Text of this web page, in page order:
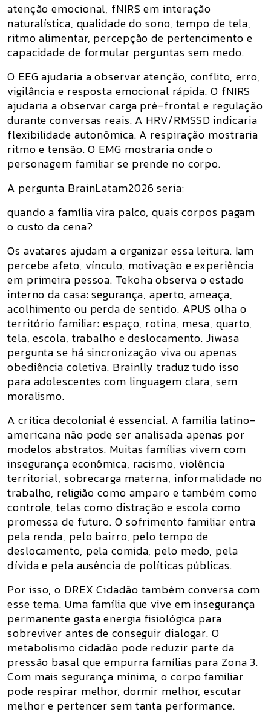
atenção emocional, fNIRS em interação
naturalística, qualidade do sono, tempo de tela,
ritmo alimentar, percepção de pertencimento e
capacidade de formular perguntas sem medo.
O EEGajudaria a observar atenção, conflito, erro,
vigilância e resposta emocional rápida. O fNIRS
ajudaria a observar carga pré-frontal e regulação
durante conversas reais. A HRV/RMSSDindicaria
flexibilidade autonômica. A respiração mostraria
ritmo e tensão. O EMG mostraria onde o
personagem familiar se prende no corpo.
A pergunta BrainLatam2026 seria:
quando a família vira palco, quais corpos pagam
o custo da cena?
Os avatares ajudam a organizar essa leitura. Iam
percebe afeto, vínculo, motivação e experiência
em primeira pessoa. Tekohaobserva o estado
interno da casa: segurança, aperto, ameaça,
acolhimento ou perda de sentido. APUS olha o
território familiar: espaço, rotina, mesa, quarto,
tela, escola, trabalho e deslocamento.Jiwasa
pergunta se há sincronização viva ou apenas
obediência coletiva. Brainlly traduz tudo isso
para adolescentes com linguagem clara, sem
moralismo.
A crítica decolonial é essencial. A família latino-
americana não pode ser analisada apenas por
modelos abstratos. Muitas famílias vivem com
insegurança econômica, racismo, violência
territorial, sobrecarga materna, informalidade no
trabalho, religião como amparo e também como
controle, telas como distração e escola como
promessa de futuro. O sofrimento familiar entra
pela renda, pelo bairro, pelo tempo de
deslocamento, pela comida, pelo medo, pela
dívida e pela ausência de políticas públicas.
Por isso, o DREX Cidadão também conversa com
esse tema. Uma família que vive em insegurança
permanente gasta energia fisiológica para
sobreviver antes de conseguir dialogar. O
metabolismo cidadão pode reduzir parte da
pressão basal que empurra famílias para Zona 3.
Com mais segurança mínima, o corpo familiar
pode respirar melhor, dormir melhor, escutar
melhor e pertencer sem tanta performance.